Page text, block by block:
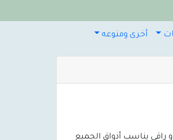
أخرى ومنوعه
راقي يناسب أذواق الجميع